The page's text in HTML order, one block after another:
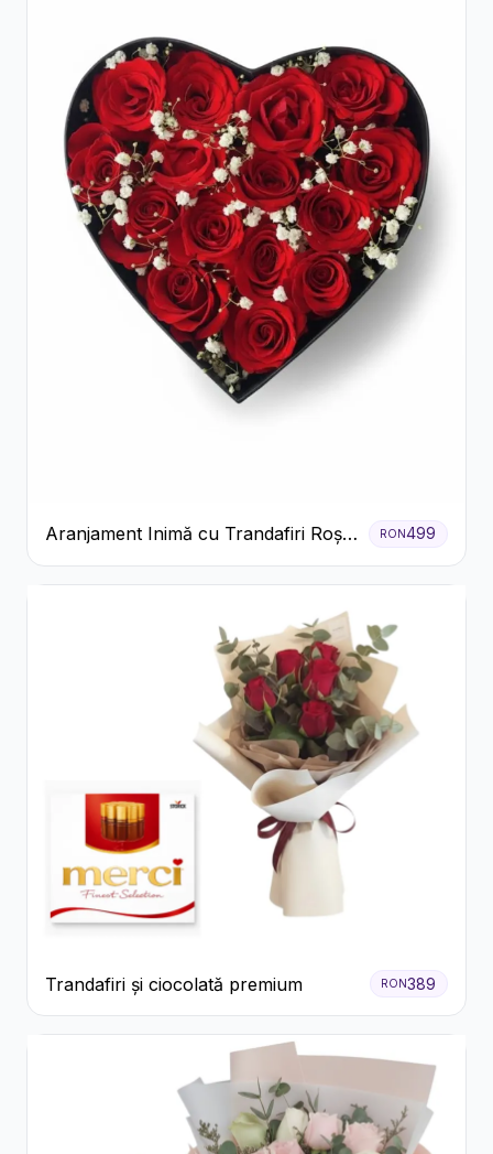
Aranjament Inimă cu Trandafiri Roșii
și Floarea Miresei
RON499
Trandafiri și ciocolată premium RON389